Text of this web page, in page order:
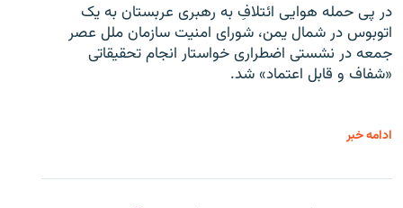
در پی حمله هوایی ائتلافِ به رهبری عربستان به یک
اتوبوس در شمال یمن، شورای امنیت سازمان ملل عصر
جمعه در نشستی اضطراری خواستار انجام تحقیقاتی
«شفاف و قابل اعتماد» شد.
ادامه خبر